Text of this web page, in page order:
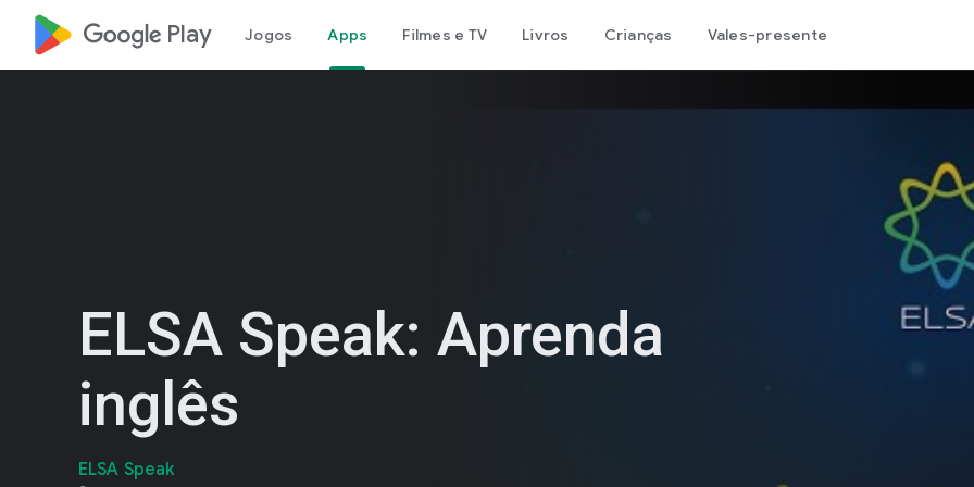
google_logo Play Jogos Apps Filmes e TV Livros Crianças Vales-presente
ELSA Speak: Aprenda
inglês
ELSA Speak